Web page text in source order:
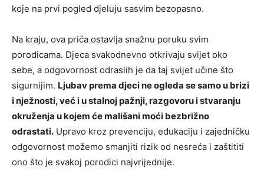
koje na prvi pogled djeluju sasvim bezopasno.
Na kraju, ova priča ostavlja snažnu poruku svim
porodicama. Djeca svakodnevno otkrivaju svijet oko
sebe, a odgovornost odraslih je da taj svijet učine što
sigurnijim. Ljubav prema djeci ne ogleda se samo u brizi
i nježnosti, već i u stalnoj pažnji, razgovoru i stvaranju
okruženja u kojem će mališani moći bezbrižno
odrastati. Upravo kroz prevenciju, edukaciju i zajedničku
odgovornost možemo smanjiti rizik od nesreća i zaštititi
ono što je svakoj porodici najvrijednije.